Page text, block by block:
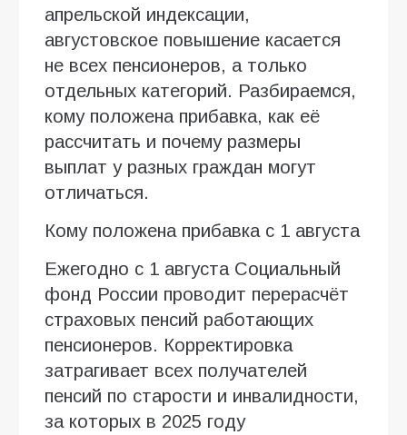
апрельской индексации,
августовское повышение касается
не всех пенсионеров, а только
отдельных категорий. Разбираемся,
кому положена прибавка, как её
рассчитать и почему размеры
выплат у разных граждан могут
отличаться.
Кому положена прибавка с 1 августа
Ежегодно с 1 августа Социальный
фонд России проводит перерасчёт
страховых пенсий работающих
пенсионеров. Корректировка
затрагивает всех получателей
пенсий по старости и инвалидности,
за которых в 2025 году